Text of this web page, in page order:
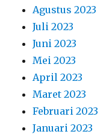
Agustus 2023
Juli 2023
Juni 2023
Mei 2023
April 2023
Maret 2023
Februari 2023
Januari 2023